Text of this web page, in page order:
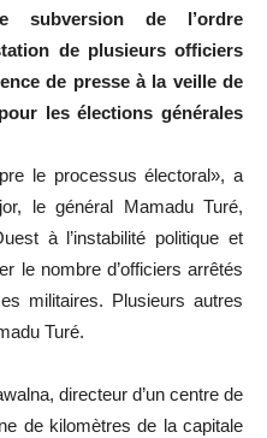
subversion de l’ordre
de plusieurs officiers
de presse à la veille de
les élections générales
le processus électoral», a
le général Mamadu Turé,
à l’instabilité politique et
le nombre d’officiers arrêtés
militaires. Plusieurs autres
Turé.
directeur d’un centre de
de kilomètres de la capitale